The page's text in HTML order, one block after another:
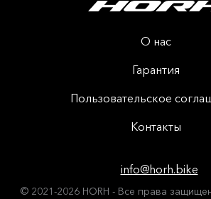
О нас
Гарантия
Пользовательское
Контакты
info@horh.bike
© 2021-2026 HORH - Все права